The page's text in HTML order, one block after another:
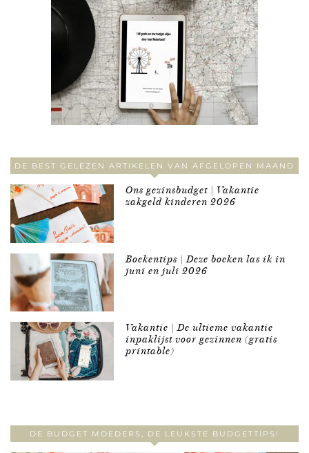
DE BEST GELEZEN ARTIKELEN VAN AFGELOPEN MAAND
Ons gezinsbudget | Vakantie
zakgeld kinderen 2026
Boekentips | Deze boeken las ik in
juni en juli 2026
Vakantie | De ultieme vakantie
inpaklijst voor gezinnen (gratis
printable)
DE BUDGET MOEDERS, DE LEUKSTE BUDGETTIPS!